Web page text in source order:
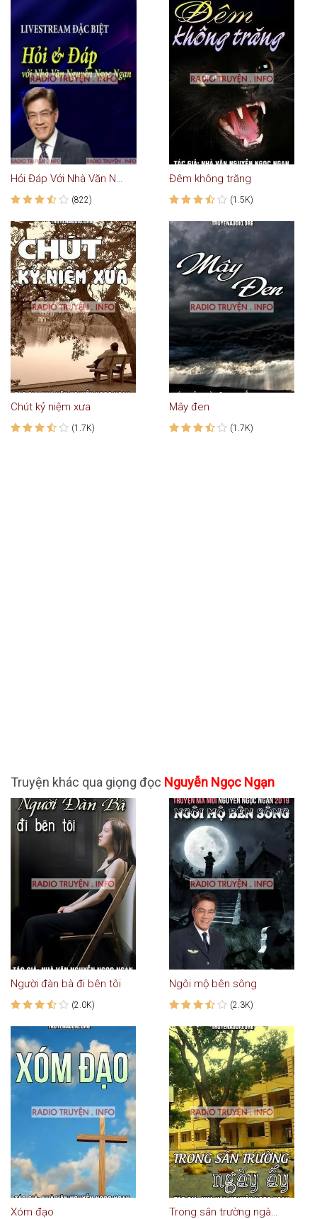
Hỏi Đáp Với Nhà Văn Nguyễn Ngọc Ngạn
(822)
Đêm không trăng
(1.5K)
Chút kỷ niệm xưa
(1.7K)
Mây đen
(1.7K)
Truyện khác qua giọng đọc Nguyễn Ngọc Ngạn
Người đàn bà đi bên tôi
(2.0K)
Ngôi mộ bên sông
(2.3K)
Xóm đạo Trong sân trường ngày ấy